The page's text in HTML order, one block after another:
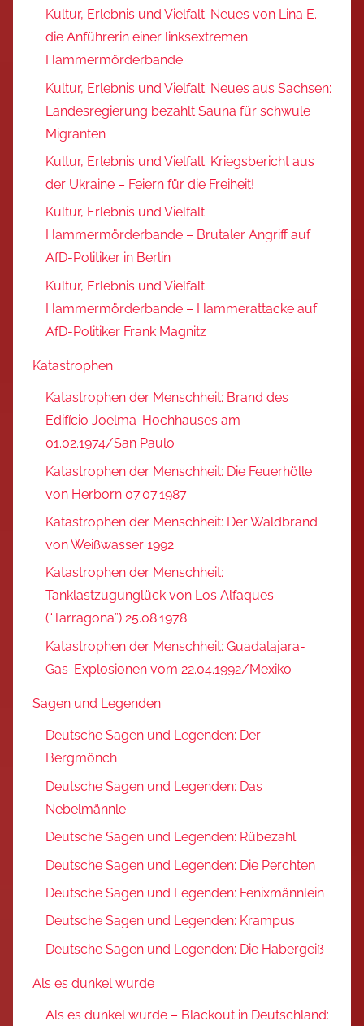
Kultur, Erlebnis und Vielfalt: Neues von Lina E. –
die Anführerin einer linksextremen
Hammermörderbande
Kultur, Erlebnis und Vielfalt: Neues aus Sachsen:
Landesregierung bezahlt Sauna für schwule
Migranten
Kultur, Erlebnis und Vielfalt: Kriegsbericht aus
der Ukraine – Feiern für die Freiheit!
Kultur, Erlebnis und Vielfalt:
Hammermörderbande – Brutaler Angriff auf
AfD-Politiker in Berlin
Kultur, Erlebnis und Vielfalt:
Hammermörderbande – Hammerattacke auf
AfD-Politiker Frank Magnitz
Katastrophen
Katastrophen der Menschheit: Brand des
Edifício Joelma-Hochhauses am
01.02.1974/San Paulo
Katastrophen der Menschheit: Die Feuerhölle
von Herborn 07.07.1987
Katastrophen der Menschheit: Der Waldbrand
von Weißwasser 1992
Katastrophen der Menschheit:
Tanklastzugunglück von Los Alfaques
(“Tarragona”) 25.08.1978
Katastrophen der Menschheit: Guadalajara-
Gas-Explosionen vom 22.04.1992/Mexiko
Sagen und Legenden
Deutsche Sagen und Legenden: Der
Bergmönch
Deutsche Sagen und Legenden: Das
Nebelmännle
Deutsche Sagen und Legenden: Rübezahl
Deutsche Sagen und Legenden: Die Perchten
Deutsche Sagen und Legenden: Fenixmännlein
Deutsche Sagen und Legenden: Krampus
Deutsche Sagen und Legenden: Die Habergeiß
Als es dunkel wurde
Als es dunkel wurde – Blackout in Deutschland: